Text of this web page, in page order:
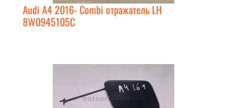
Audi A4 2016- Combi отражатель LH
8W0945105C